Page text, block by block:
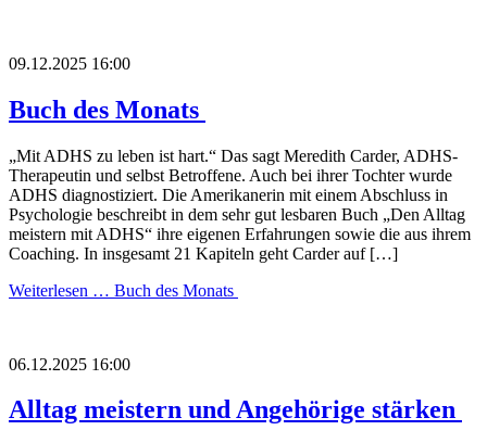
09.12.2025 16:00
Buch des Monats
„Mit ADHS zu leben ist hart.“ Das sagt Meredith Carder, ADHS-
Therapeutin und selbst Betroffene. Auch bei ihrer Tochter wurde
ADHS diagnostiziert. Die Amerikanerin mit einem Abschluss in
Psychologie beschreibt in dem sehr gut lesbaren Buch „Den Alltag
meistern mit ADHS“ ihre eigenen Erfahrungen sowie die aus ihrem
Coaching. In insgesamt 21 Kapiteln geht Carder auf […]
Weiterlesen … Buch des Monats
06.12.2025 16:00
Alltag meistern und Angehörige stärken